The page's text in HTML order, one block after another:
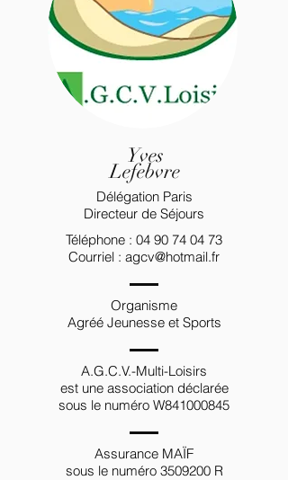
Yves
Lefebvre
Délégation Paris
Directeur de Séjours
Téléphone : 04 90 74 04 73
Courriel : agcv@hotmail.fr
Organisme
Agréé Jeunesse et Sports
A.G.C.V.-Multi-Loisirs
est une association déclarée
sous le numéro W841000845
Assurance MAÏF
sous le numéro 3509200R